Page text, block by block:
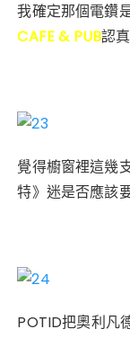
我確定那個電鑽
CAFE & PUB認
覺得櫥窗裡這幾
特》迷是否應該
POTID把奧利凡